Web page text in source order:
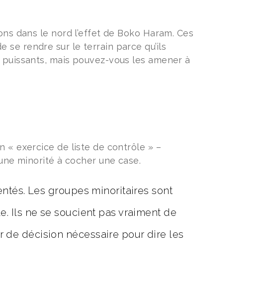
dans le nord l’effet de Boko Haram. Ces
se rendre sur le terrain parce qu’ils
mais pouvez-vous les amener à
« exercice de liste de contrôle » –
minorité à cocher une case.
Les groupes minoritaires sont
Ils ne se soucient pas vraiment de
de décision nécessaire pour dire les